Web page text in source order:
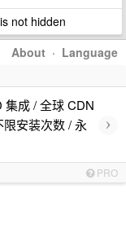
not hidden
About · Language
集成 / 全球 CDN
安装次数 / 永
›
PRO